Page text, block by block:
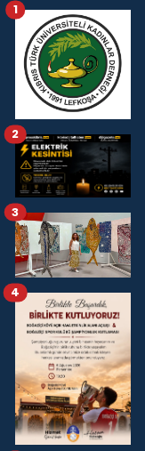
1
2
3
4